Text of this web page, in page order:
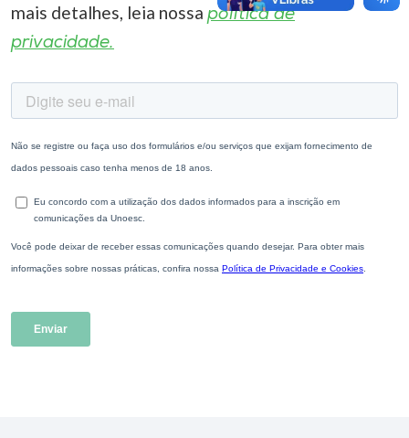
mais detalhes, leia nossa política de
privacidade.